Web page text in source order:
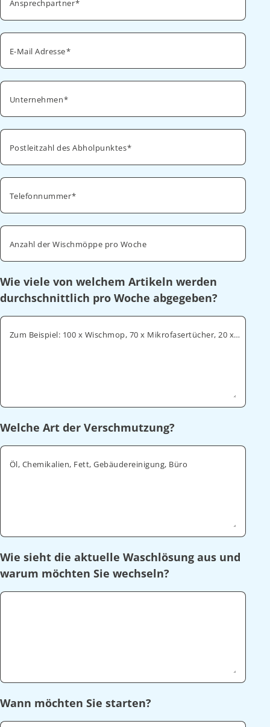
Ansprechpartner
E-Mail Adresse
Unternehmen
Postleitzahl des Abholpunktes
Telefonnummer
Anzahl der Wischmöppe pro Woche
Wie viele von welchem Artikeln werden
durchschnittlich pro Woche abgegeben?
Zum Beispiel: 100 x Wischmop, 70 x Mikrofasertücher, 20 x Geschirrtücher
Welche Art der Verschmutzung?
Öl, Chemikalien, Fett, Gebäudereinigung, Büro
Wie sieht die aktuelle Waschlösung aus und
warum möchten Sie wechseln?
Wann möchten Sie starten?